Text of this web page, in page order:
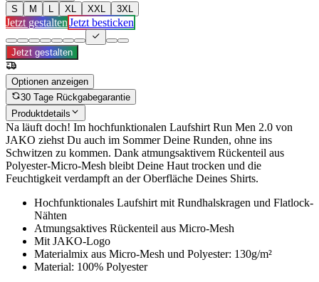
S
M L XL XXL 3XL
Jetzt gestaltenJetzt besticken
Jetzt gestalten
Optionen anzeigen
30 Tage Rückgabegarantie
Produktdetails
Na läuft doch! Im hochfunktionalen Laufshirt Run Men 2.0 von
JAKO ziehst Du auch im Sommer Deine Runden, ohne ins
Schwitzen zu kommen. Dank atmungsaktivem Rückenteil aus
Polyester-Micro-Mesh bleibt Deine Haut trocken und die
Feuchtigkeit verdampft an der Oberfläche Deines Shirts.
Hochfunktionales Laufshirt mit Rundhalskragen und Flatlock-
Nähten
Atmungsaktives Rückenteil aus Micro-Mesh
Mit JAKO-Logo
Materialmix aus Micro-Mesh und Polyester: 130g/m²
Material: 100% Polyester